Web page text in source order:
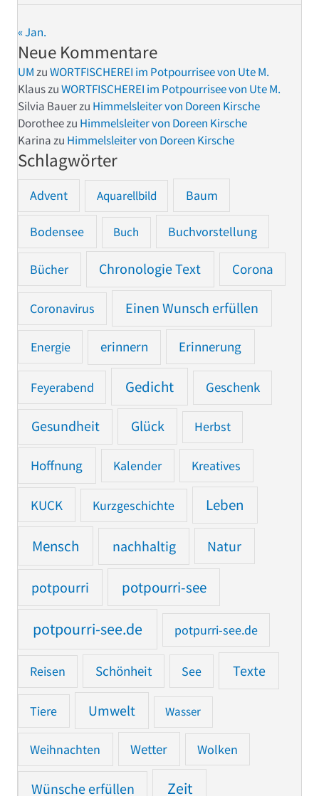
« Jan.
Neue Kommentare
UMzuWORTFISCHEREI im Potpourrisee von Ute M.
KlauszuWORTFISCHEREI im Potpourrisee von Ute M.
Silvia Bauerzu Himmelsleiter von Doreen Kirsche
Dorotheezu Himmelsleiter von Doreen Kirsche
Karinazu Himmelsleiter von Doreen Kirsche
Schlagwörter
Advent Aquarellbild Baum
Bodensee Buch Buchvorstellung
Bücher Chronologie Text Corona
Coronavirus Einen Wunsch erfüllen
Energie erinnern Erinnerung
Feyerabend Gedicht Geschenk
Gesundheit Glück Herbst
Hoffnung Kalender Kreatives
KUCK Kurzgeschichte Leben
Mensch nachhaltig Natur
potpourri potpourri-see
potpourri-see.de potpurri-see.de
Reisen Schönheit See Texte
Tiere Umwelt Wasser
Weihnachten Wetter Wolken
Wünsche erfüllen Zeit